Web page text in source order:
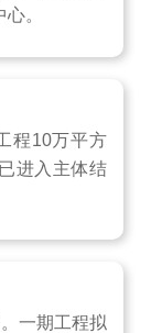
。
程10万平方
进入主体结
一期工程拟